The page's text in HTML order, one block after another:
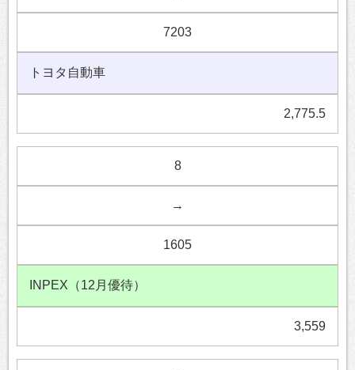
7203
トヨタ自動車
2,775.5
8
→
1605
INPEX（12月優待）
3,559